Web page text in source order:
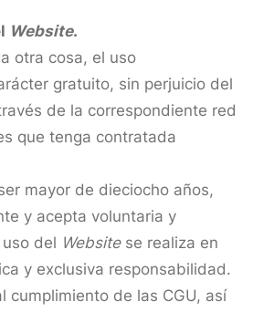
Website.
otra cosa, el uso
gratuito, sin perjuicio del
de la correspondiente red
que tenga contratada
mayor de dieciocho años,
y acepta voluntaria y
del Website se realiza en
y exclusiva responsabilidad.
cumplimiento de las CGU, así